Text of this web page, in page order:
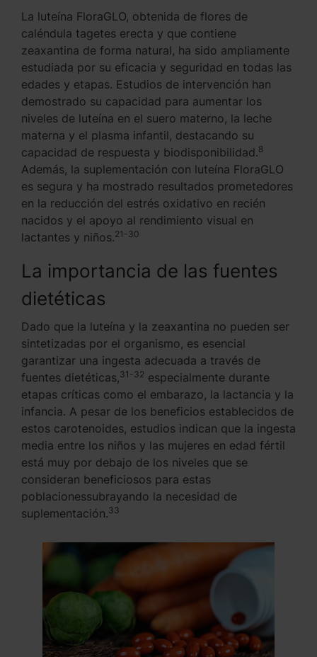
La luteína FloraGLO, obtenida de flores de
caléndula tagetes erecta y que contiene
zeaxantina de forma natural, ha sido ampliamente
estudiada por su eficacia y seguridad en todas las
edades y etapas. Estudios de intervención han
demostrado su capacidad para aumentar los
niveles de luteína en el suero materno, la leche
materna y el plasma infantil, destacando su
capacidad de respuesta y biodisponibilidad.8
Además, la suplementación con luteína FloraGLO
es segura y ha mostrado resultados prometedores
en la reducción del estrés oxidativo en recién
nacidos y el apoyo al rendimiento visual en
lactantes y niños.21-30
La importancia de las fuentes
dietéticas
Dado que la luteína y la zeaxantina no pueden ser
sintetizadas por el organismo, es esencial
garantizar una ingesta adecuada a través de
fuentes dietéticas,31-32 especialmente durante
etapas críticas como el embarazo, la lactancia y la
infancia. A pesar de los beneficios establecidos de
estos carotenoides, estudios indican que la ingesta
media entre los niños y las mujeres en edad fértil
está muy por debajo de los niveles que se
consideran beneficiosos para estas
poblacionessubrayando la necesidad de
suplementación.33